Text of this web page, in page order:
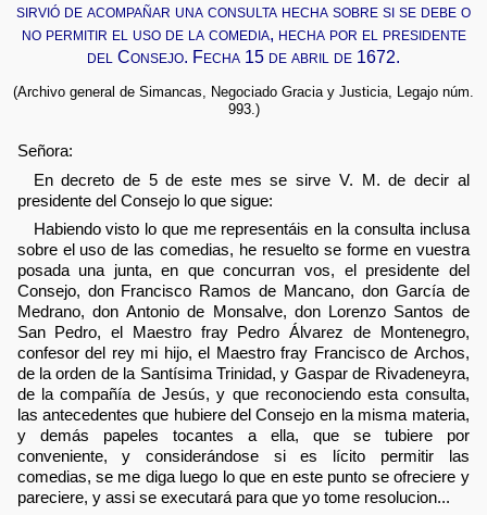
sirvió de acompañar una consulta hecha sobre si se debe o
no permitir el uso de la comedia, hecha por el presidente
del Consejo. Fecha 15 de abril de 1672.
(Archivo general de Simancas, Negociado Gracia y Justicia, Legajo núm.
993.)
Señora:
En decreto de 5 de este mes se sirve V. M. de decir al
presidente del Consejo lo que sigue:
Habiendo visto lo que me representáis en la consulta inclusa
sobre el uso de las comedias, he resuelto se forme en vuestra
posada una junta, en que concurran vos, el presidente del
Consejo, don Francisco Ramos de Mancano, don García de
Medrano, don Antonio de Monsalve, don Lorenzo Santos de
San Pedro, el Maestro fray Pedro Álvarez de Montenegro,
confesor del rey mi hijo, el Maestro fray Francisco de Archos,
de la orden de la Santísima Trinidad, y Gaspar de Rivadeneyra,
de la compañía de Jesús, y que reconociendo esta consulta,
las antecedentes que hubiere del Consejo en la misma materia,
y demás papeles tocantes a ella, que se tubiere por
conveniente, y considerándose si es lícito permitir las
comedias, se me diga luego lo que en este punto se ofreciere y
pareciere, y assi se executará para que yo tome resolucion...